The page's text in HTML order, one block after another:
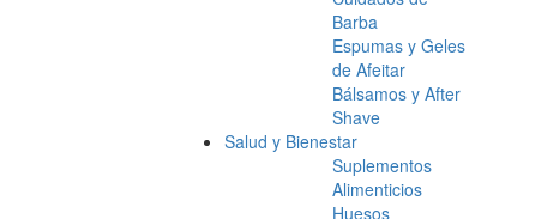
Barba
Espumas y Geles
de Afeitar
Bálsamos y After
Shave
Salud y Bienestar
Suplementos
Alimenticios
Huesos